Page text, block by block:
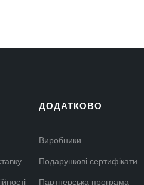
ДОДАТКОВО
Виробники
Подарункові сертифікати
Партнерська програма